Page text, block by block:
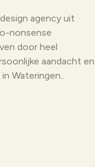
agency uit
nonsense
door heel
aandacht en
Wateringen..